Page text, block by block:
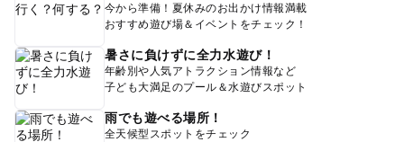
今から準備！夏休みのお出かけ情報満載
おすすめ遊び場＆イベントをチェック！
暑さに負けずに全力水遊び！
年齢別や人気アトラクション情報など
子ども大満足のプール＆水遊びスポット
雨でも遊べる場所！
全天候型スポットをチェック